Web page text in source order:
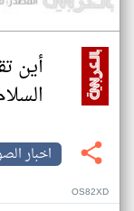
أين
اخبار
OS82XD